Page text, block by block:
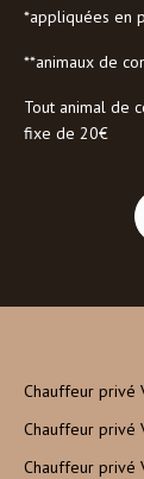
*appliquées en
**animaux de
Tout animal de
fixe de 20€
Chauffeur privé
Chauffeur privé
Chauffeur privé